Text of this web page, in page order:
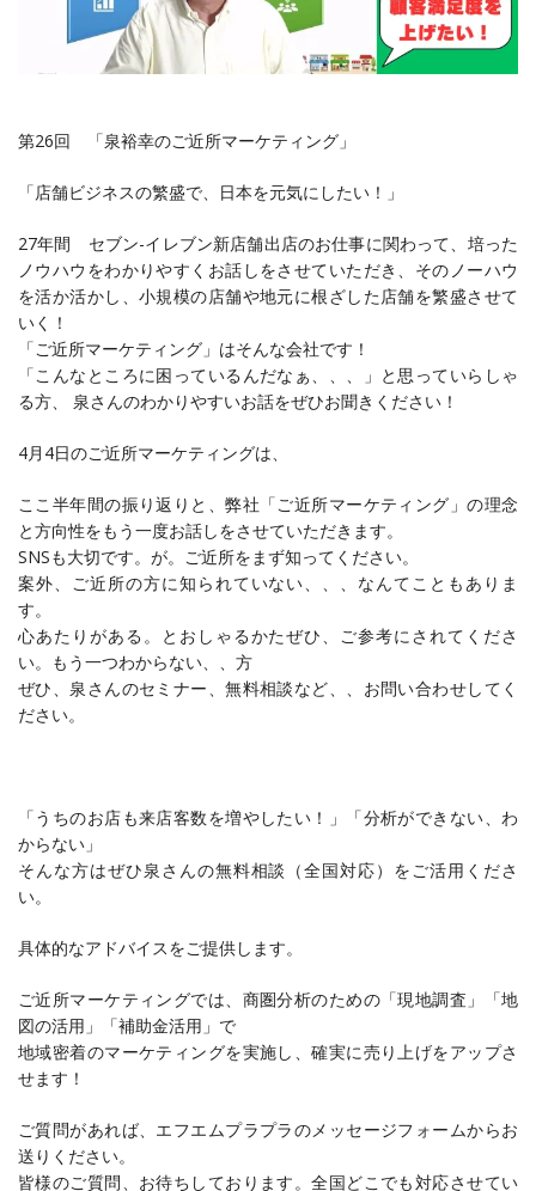
第26回 「泉裕幸のご近所マーケティング」
「店舗ビジネスの繁盛で、日本を元気にしたい！」
27年間 セブン-イレブン新店舗出店のお仕事に関わって、培った
ノウハウをわかりやすくお話しをさせていただき、そのノーハウ
を活か活かし、小規模の店舗や地元に根ざした店舗を繁盛させて
いく！
「ご近所マーケティング」はそんな会社です！
「こんなところに困っているんだなぁ、、、」と思っていらしゃ
る方、 泉さんのわかりやすいお話をぜひお聞きください！
4月4日のご近所マーケティングは、
ここ半年間の振り返りと、弊社「ご近所マーケティング」の理念
と方向性をもう一度お話しをさせていただきます。
SNSも大切です。が。ご近所をまず知ってください。
案外、ご近所の方に知られていない、、、なんてこともありま
す。
心あたりがある。とおしゃるかたぜひ、ご参考にされてくださ
い。もう一つわからない、、方
ぜひ、泉さんのセミナー、無料相談など、、お問い合わせしてく
ださい。
「うちのお店も来店客数を増やしたい！」「分析ができない、わ
からない」
そんな方はぜひ泉さんの無料相談（全国対応）をご活用くださ
い。
具体的なアドバイスをご提供します。
ご近所マーケティングでは、商圏分析のための「現地調査」「地
図の活用」「補助金活用」で
地域密着のマーケティングを実施し、確実に売り上げをアップさ
せます！
ご質問があれば、エフエムプラプラのメッセージフォームからお
送りください。
皆様のご質問、お待ちしております。全国どこでも対応させてい